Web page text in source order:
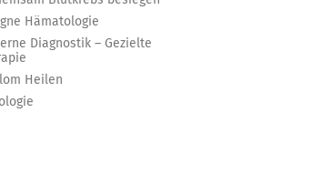
Hämatologie
Diagnostik – Gezielte
Heilen